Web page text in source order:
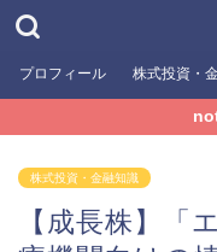
プロフィール 株式投資・
株式投資・金融知識
【成長株】「